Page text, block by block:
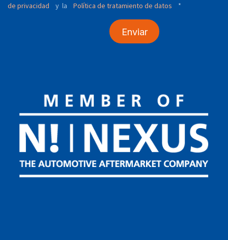
de privacidad
y la Política de tratamiento de datos *
Enviar